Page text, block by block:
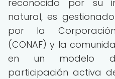
reconocido por su
natural, es
por la
(CONAF) y la
en un modelo
participación activa